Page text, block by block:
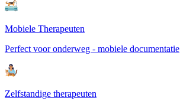
Mobiele Therapeuten
Perfect voor onderweg - mobiele documentatie
Zelfstandige therapeuten